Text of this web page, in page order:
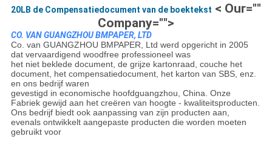
20LB de Compensatiedocument van de boektekst < Our=""
Company="">
CO. VAN GUANGZHOU BMPAPER, LTD
Co. van GUANGZHOU BMPAPER, Ltd werd opgericht in 2005
dat vervaardigend woodfree professioneel was
het niet beklede document, de grijze kartonraad, couche het
document, het compensatiedocument, het karton van SBS, enz.
en ons bedrijf waren
gevestigd in economische hoofdguangzhou, China. Onze
Fabriek gewijd aan het creëren van hoogte - kwaliteitsproducten.
Ons bedrijf biedt ook aanpassing van zijn producten aan,
evenals ontwikkelt aangepaste producten die worden moeten
gebruikt voor